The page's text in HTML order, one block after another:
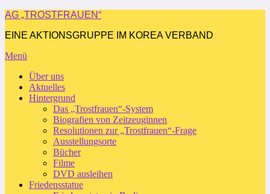
Zum
springen
AG „TROSTFRAUEN“
EINE AKTIONSGRUPPE IM KOREA VERBAND
Menü
Über uns
Aktuelles
Hintergrund
Das „Trostfrauen“-System
Biografien von Zeitzeuginnen
Resolutionen zur „Trostfrauen“-Frage
Ausstellungsorte
Bücher
Filme
DVD ausleihen
Friedensstatue